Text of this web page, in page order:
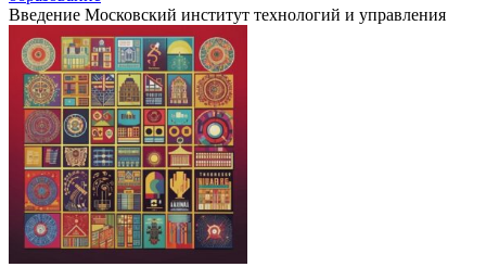
Введение Московский институт технологий и управления